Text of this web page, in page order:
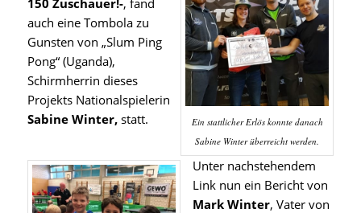
Ein stattlicher Erlös konnte danach
Sabine Winter überreicht werden.
auch eine Tombola zu
Gunsten von „Slum Ping
Pong“ (Uganda),
Schirmherrin dieses
Projekts Nationalspielerin
Sabine Winter,statt.
Unter nachstehendem
Link nun ein Bericht von
Mark Winter, Vater von